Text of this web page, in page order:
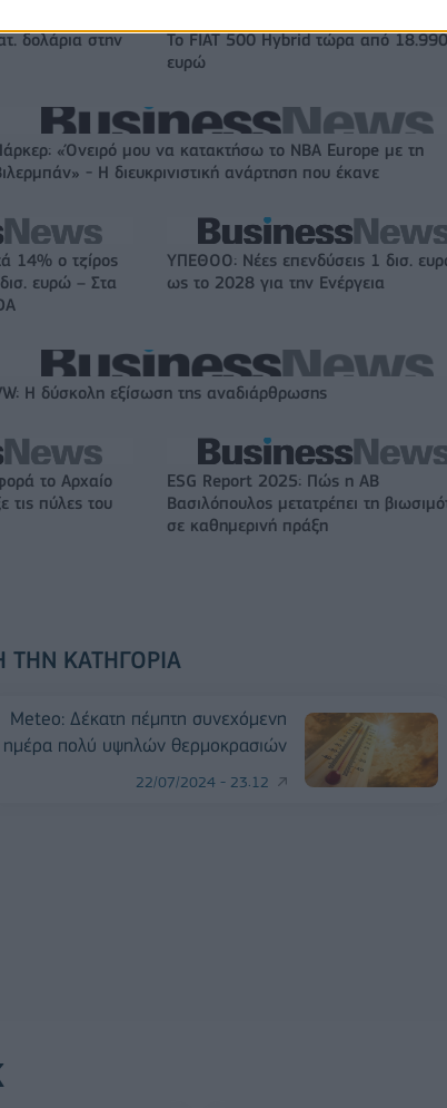
δολάρια στην
Το FIAT 500 Hybrid τώρα από 18.990
ευρώ
«Όνειρό μου να κατακτήσω το ΝΒΑ Europe με τη
- Η διευκρινιστική ανάρτηση που έκανε
14% ο τζίρος
ευρώ – Στα
ΥΠΕΘΟΟ: Νέες επενδύσεις 1 δισ.
ως το 2028 για την Ενέργεια
Η δύσκολη εξίσωση της αναδιάρθρωσης
το Αρχαίο
τις πύλες του
ESG Report 2025: Πώς η ΑΒ
Βασιλόπουλος μετατρέπει τη
σε καθημερινή πράξη
ΤΗΝ ΚΑΤΗΓΟΡΊΑ
Meteo: Δέκατη πέμπτη συνεχόμενη
ημέρα πολύ υψηλών θερμοκρασιών
22/07/2024 - 23:12